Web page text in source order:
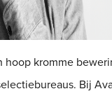
hoop kromme
Bij